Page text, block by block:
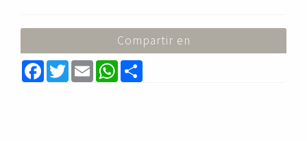
Compartir en
F
a
c
T
w
E
m
a
W
h
a